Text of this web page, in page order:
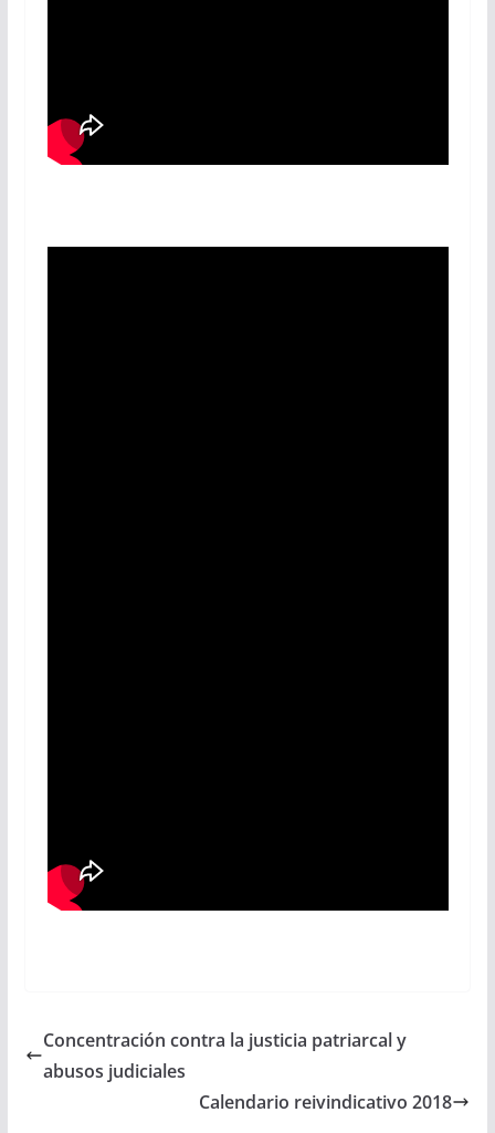
Concentración contra la justicia patriarcal y
abusos judiciales
Calendario reivindicativo 2018